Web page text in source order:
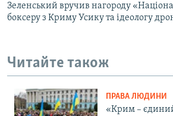
Зеленський вручив нагороду
боксеру з Криму Усику та ідеологу
Читайте також
ПРАВА ЛЮДИНИ
«Крим –